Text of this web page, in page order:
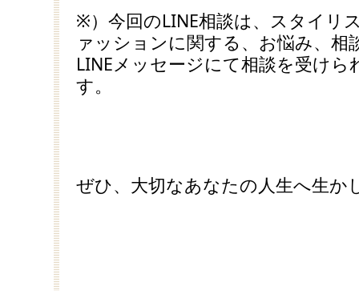
※）今回のLINE相談は、スタイリ
ァッションに関する、お悩み、相
LINEメッセージにて相談を受け
す。
ぜひ、大切なあなたの人生へ生か